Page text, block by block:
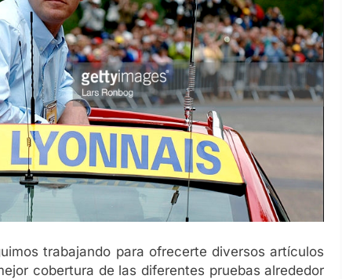
trabajando para ofrecerte diversos artículos
cobertura de las diferentes pruebas alrededor